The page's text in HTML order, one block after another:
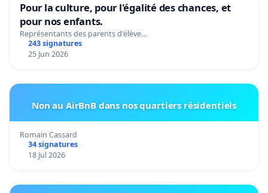
Pour la culture, pour l'égalité des chances, et
pour nos enfants.
Représentants des parents d'élève…
243 signatures
25 Jun 2026
Non au AirBnB dans nos quartiers résidentiels
Romain Cassard
34 signatures
18 Jul 2026